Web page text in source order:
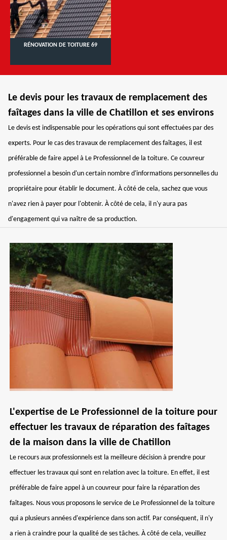
RÉNOVATION DE TOITURE 69
Le devis pour les travaux de remplacement des
faîtages dans la ville de Chatillon et ses environs
Le devis est indispensable pour les opérations qui sont effectuées par des
experts. Pour le cas des travaux de remplacement des faîtages, il est
préférable de faire appel à Le Professionnel de la toiture. Ce couvreur
professionnel a besoin d'un certain nombre d'informations personnelles du
propriétaire pour établir le document. À côté de cela, sachez que vous
n'avez rien à payer pour l'obtenir. À côté de cela, il n'y aura pas
d'engagement qui va naître de sa production.
L'expertise de Le Professionnel de la toiture pour
effectuer les travaux de réparation des faîtages
de la maison dans la ville de Chatillon
Le recours aux professionnels est la meilleure décision à prendre pour
effectuer les travaux qui sont en relation avec la toiture. En effet, il est
préférable de faire appel à un couvreur pour faire la réparation des
faîtages. Nous vous proposons le service de Le Professionnel de la toiture
qui a plusieurs années d'expérience dans son actif. Par conséquent, il n'y
a rien à craindre pour la qualité de ses tâches. À côté de cela, veuillez